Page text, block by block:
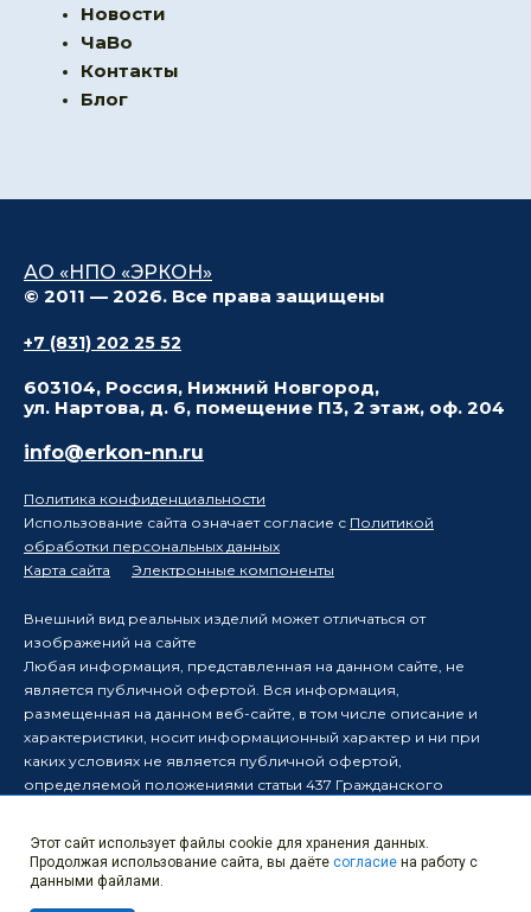
Новости
ЧаВо
Контакты
Блог
АО «НПО «ЭРКОН»
© 2011 — 2026. Все права защищены
+7 (831) 202 25 52
603104, Россия, Нижний Новгород,
ул. Нартова, д. 6, помещение П3, 2 этаж, оф. 204
info@erkon-nn.ru
Политика конфиденциальности
Использование сайта означает согласие с Политикой
обработки персональных данных
Карта сайта
Электронные компоненты
Внешний вид реальных изделий может отличаться от
изображений на сайте
Любая информация, представленная на данном сайте, не
является публичной офертой. Вся информация,
размещенная на данном веб-сайте, в том числе описание и
характеристики, носит информационный характер и ни при
каких условиях не является публичной офертой,
определяемой положениями статьи 437 Гражданского
Производитель оставляет за собой право в одностороннем
порядке вносить изменения в информацию, размещенную на
данном веб-сайте, без уведомления третьих лиц о таких
Этот сайт использует файлы cookie для хранения данных.
Продолжая использование сайта, вы даёте согласие на работу с
данными файлами.